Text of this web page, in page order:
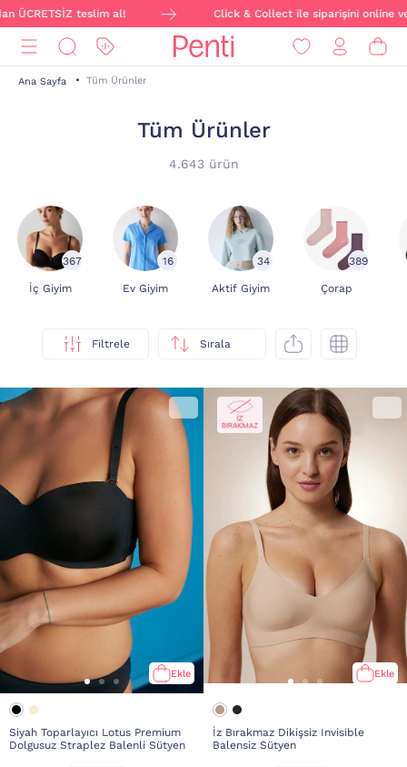
al! Click & Collect ile siparişini online ver, mağazadan
Ana Sayfa Tüm Ürünler
Tüm Ürünler
4.643 ürün
367
İç Giyim
16
Ev Giyim
34
Aktif Giyim
389
Çorap
Filtrele Sırala
Ekle
Siyah Toparlayıcı Lotus Premium
Dolgusuz Straplez Balenli Sütyen
Ekle
İz Bırakmaz Dikişsiz Invisible
Balensiz Sütyen